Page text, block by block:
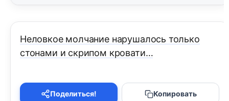
Неловкое молчание нарушалось только
стонами и скрипом кровати…
Поделиться! Копировать